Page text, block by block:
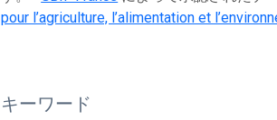
pour l’agriculture, l’alimentation et
キーワード